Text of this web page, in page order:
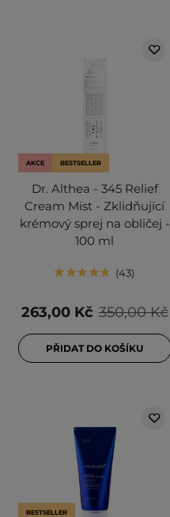
AKCE BESTSELLER
Dr. Althea - 345 Relief
Cream Mist - Zklidňující
krémový sprej na obličej -
100 ml
43
350,00 Kč
263,00 Kč
PŘIDAT DO KOŠÍKU
BESTSELLER